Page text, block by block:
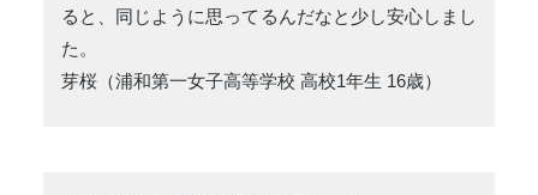
ると、同じように思ってるんだなと少し安心しまし
た。
芽桜（浦和第一女子高等学校 高校1年生 16歳）